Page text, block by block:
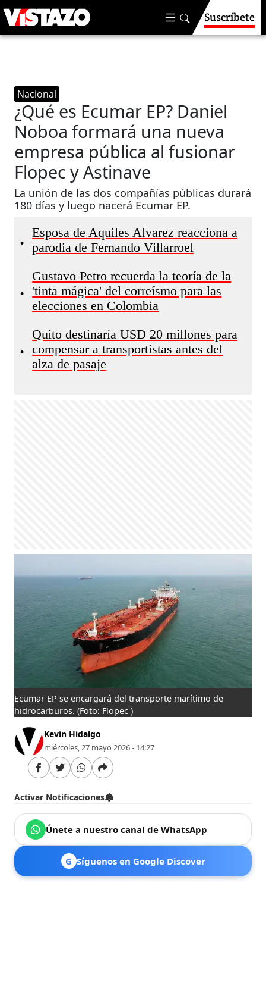
Suscríbete
Nacional
¿Qué es Ecumar EP? Daniel
Noboa formará una nueva
empresa pública al fusionar
Flopec y Astinave
La unión de las dos compañías públicas durará
180 días y luego nacerá Ecumar EP.
•
Esposa de Aquiles Alvarez reacciona a
parodia de Fernando Villarroel
•
Gustavo Petro recuerda la teoría de la
'tinta mágica' del correísmo para las
elecciones en Colombia
•
Quito destinaría USD 20 millones para
compensar a transportistas antes del
alza de pasaje
Ecumar EP se encargará del transporte marítimo de
hidrocarburos.(Foto: Flopec )
Kevin Hidalgo
miércoles, 27 mayo 2026 - 14:27
Activar Notificaciones
Únete a nuestro canal de WhatsApp
G Síguenos en Google Discover